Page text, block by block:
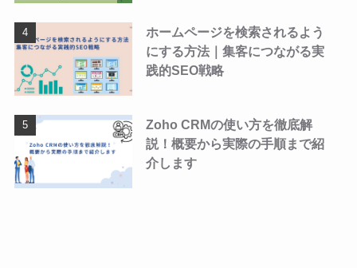
ホームページを検索されるよう
にする方法｜集客につながる実
践的SEO戦略
Zoho CRMの使い方を徹底解
説！概要から実際の手順まで紹
介します